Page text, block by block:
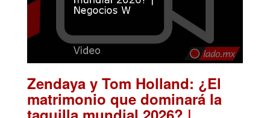
Zendaya y Tom Holland: ¿El
matrimonio que dominará la